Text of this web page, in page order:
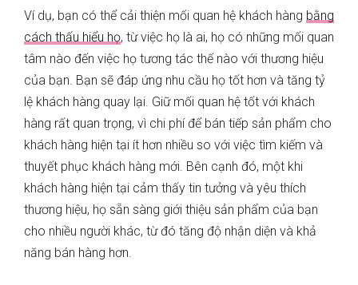
Ví dụ, bạn có thể cải thiện mối quan hệ khách hàng bằng
cách thấu hiểu họ, từ việc họ là ai, họ có những mối quan
tâm nào đến việc họ tương tác thế nào với thương hiệu
của bạn. Bạn sẽ đáp ứng nhu cầu họ tốt hơn và tăng tỷ
lệ khách hàng quay lại. Giữ mối quan hệ tốt với khách
hàng rất quan trọng, vì chi phí để bán tiếp sản phẩm cho
khách hàng hiện tại ít hơn nhiều so với việc tìm kiếm và
thuyết phục khách hàng mới. Bên cạnh đó, một khi
khách hàng hiện tại cảm thấy tin tưởng và yêu thích
thương hiệu, họ sẵn sàng giới thiệu sản phẩm của bạn
cho nhiều người khác, từ đó tăng độ nhận diện và khả
năng bán hàng hơn.